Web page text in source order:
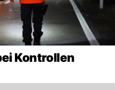
Kontrollen